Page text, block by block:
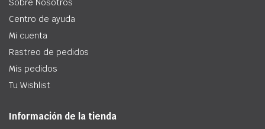
Sobre Nosotros
Centro de ayuda
Mi cuenta
Rastreo de pedidos
Mis pedidos
Tu Wishlist
Información de la tienda